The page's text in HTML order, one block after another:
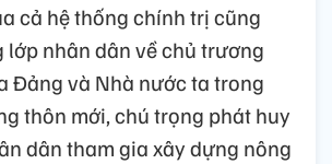
cả hệ thống chính trị cũng
lớp nhân dân về chủ trương
Đảng và Nhà nước ta trong
thôn mới, chú trọng phát huy
dân tham gia xây dựng nông